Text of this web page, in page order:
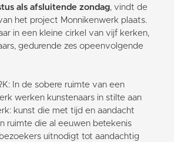
als afsluitende zondag, vindt de
het project Monnikenwerk plaats.
in een kleine cirkel van vijf kerken,
gedurende zes opeenvolgende
In de sobere ruimte van een
werken kunstenaars in stilte aan
kunst die met tijd en aandacht
ruimte die al eeuwen betekenis
uitnodigt tot aandachtig